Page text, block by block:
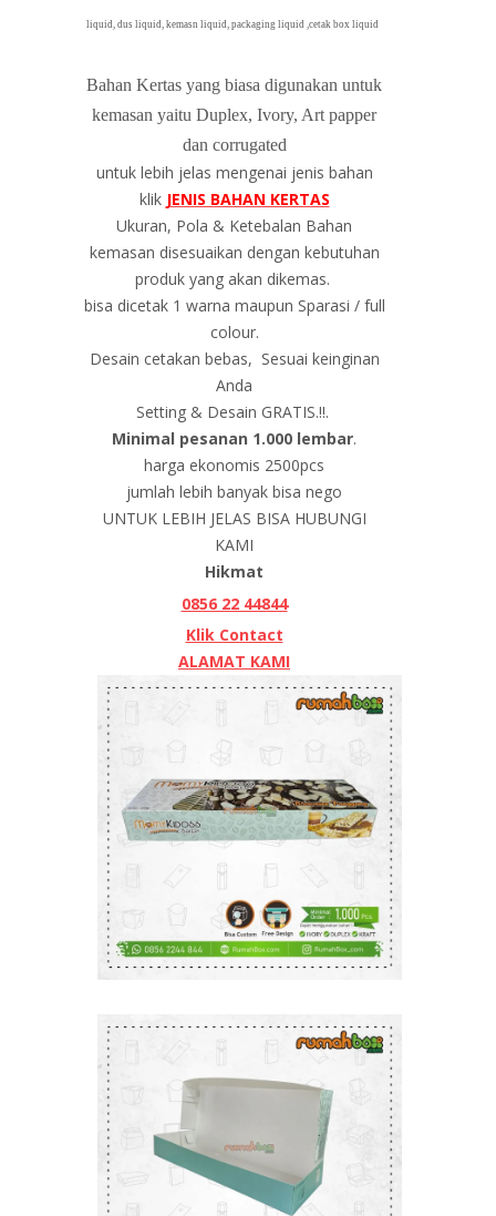
liquid, dus liquid, kemasn liquid, packaging liquid ,cetak box liquid
Bahan Kertas yang biasa digunakan untuk
kemasan yaitu Duplex, Ivory, Art papper
dan corrugated
untuk lebih jelas mengenai jenis bahan
klik JENIS BAHAN KERTAS
Ukuran, Pola & Ketebalan Bahan
kemasan disesuaikan dengan kebutuhan
produk yang akan dikemas.
bisa dicetak 1 warna maupun Sparasi / full
colour.
Desain cetakan bebas, Sesuai keinginan
Anda
Setting & Desain GRATIS.!!.
Minimal pesanan 1.000 lembar.
harga ekonomis 2500pcs
jumlah lebih banyak bisa nego
UNTUK LEBIH JELAS BISA HUBUNGI
KAMI
Hikmat
0856 22 44844
Klik Contact
ALAMAT KAMI